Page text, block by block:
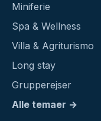
Miniferie
Spa & Wellness
Villa & Agriturismo
Long stay
Grupperejser
Alle temaer →